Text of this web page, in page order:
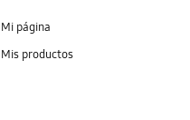
Mi página
Mis productos